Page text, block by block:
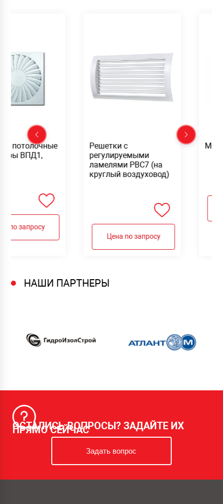
потолочные
ВПД1,
по запросу
Решетки с
регулируемыми
ламелями РВС7 (на
круглый воздуховод)
Цена по запросу
НАШИ ПАРТНЕРЫ
ОСТАЛИСЬ ВОПРОСЫ? ЗАДАЙТЕ ИХ
ПРЯМО СЕЙЧАС
Задать вопрос